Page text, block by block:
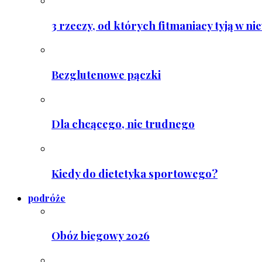
3 rzeczy, od których fitmaniacy tyją w
Bezglutenowe pączki
Dla chcącego, nic trudnego
Kiedy do dietetyka sportowego?
podróże
Obóz biegowy 2026